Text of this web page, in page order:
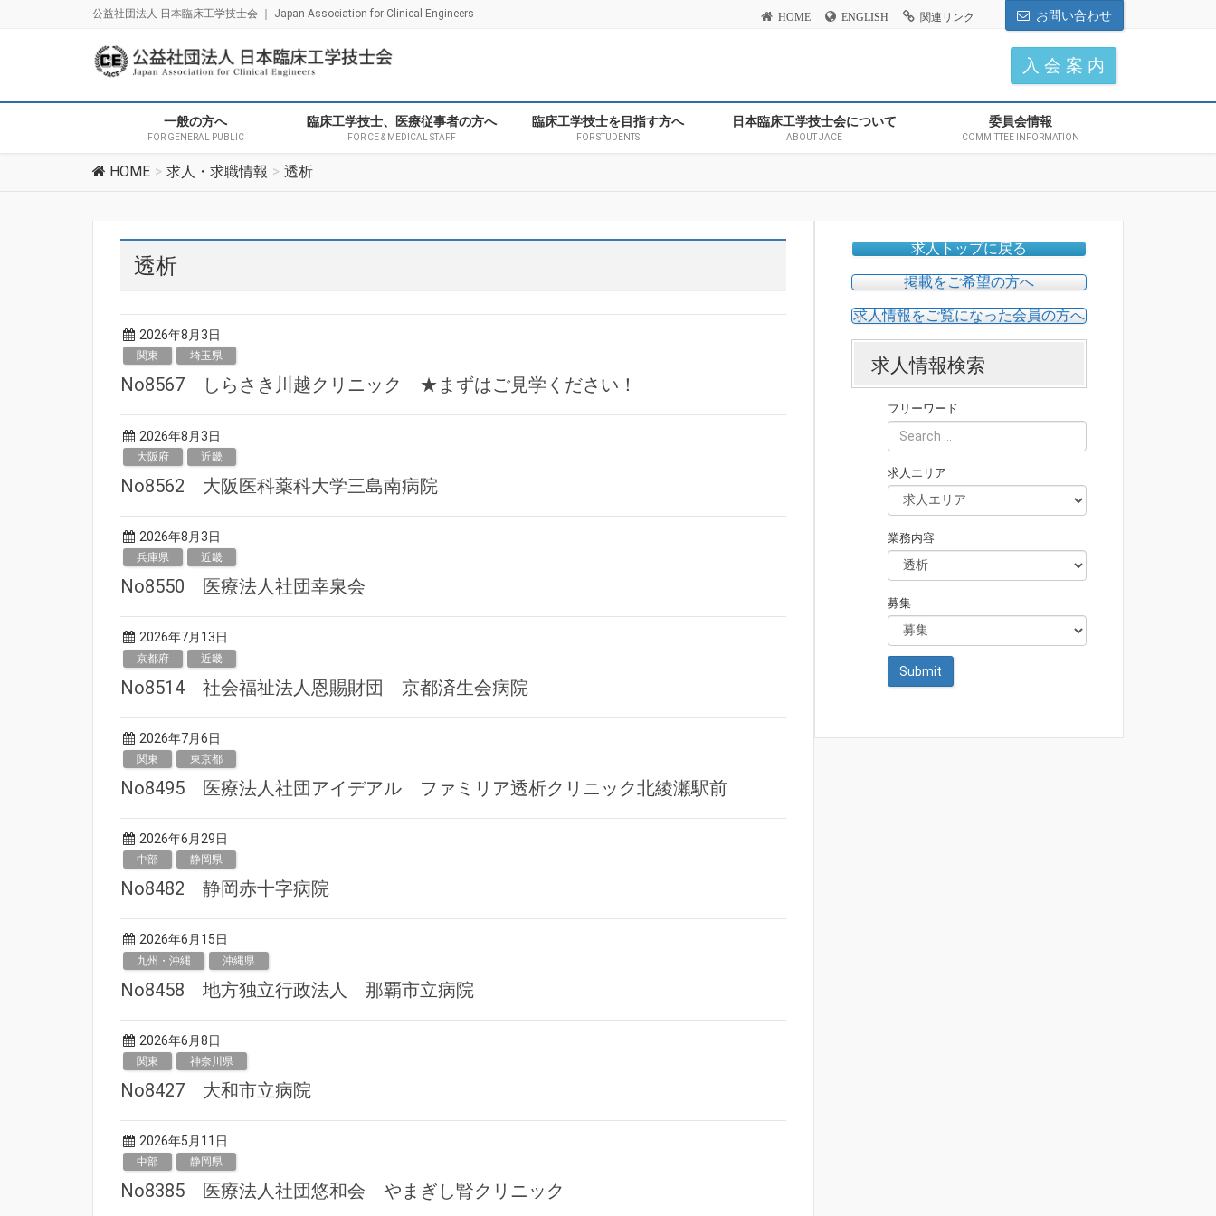
公益社団法人 日本臨床工学技士会 ｜ Japan Association for Clinical Engineers HOME ENGLISH 関連リンク お問い合わせ
入 会 案 内
一般の方へ
FOR GENERAL PUBLIC
臨床工学技士、医療従事者の方へ
FOR CE & MEDICAL STAFF
臨床工学技士を目指す方へ
FOR STUDENTS
日本臨床工学技士会について
ABOUT JACE
委員会情報
COMMITTEE INFORMATION
HOME 求人・求職情報 透析
透析
2026年8月3日
関東 埼玉県
No8567 しらさき川越クリニック ★まずはご見学ください！
2026年8月3日
大阪府 近畿
No8562 大阪医科薬科大学三島南病院
2026年8月3日
兵庫県 近畿
No8550 医療法人社団幸泉会
2026年7月13日
京都府 近畿
No8514 社会福祉法人恩賜財団 京都済生会病院
2026年7月6日
関東 東京都
No8495 医療法人社団アイデアル ファミリア透析クリニック北綾瀬駅前
2026年6月29日
中部 静岡県
No8482 静岡赤十字病院
2026年6月15日
九州・沖縄 沖縄県
No8458 地方独立行政法人 那覇市立病院
2026年6月8日
関東 神奈川県
No8427 大和市立病院
2026年5月11日
中部 静岡県
No8385 医療法人社団悠和会 やまぎし腎クリニック
求人トップに戻る
掲載をご希望の方へ
求人情報をご覧になった会員の方へ
求人情報検索
フリーワード
求人エリア
業務内容
募集